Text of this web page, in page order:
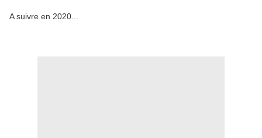
A suivre en 2020...